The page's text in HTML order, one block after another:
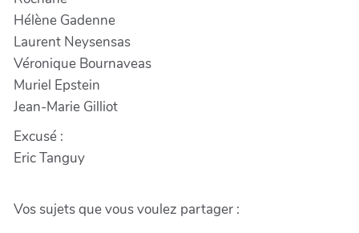
Hélène Gadenne
Laurent Neysensas
Véronique Bournaveas
Muriel Epstein
Jean-Marie Gilliot
Excusé :
Eric Tanguy
Vos sujets que vous voulez partager :